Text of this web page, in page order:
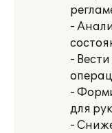
-
-
-
для
-